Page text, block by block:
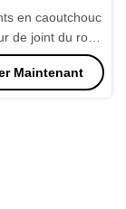
en caoutchouc
de joint du rond
imperméable
Maintenant